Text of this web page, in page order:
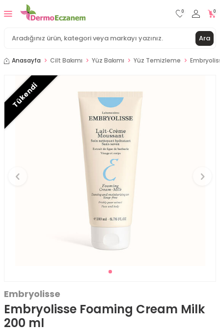
Ara
0 0
Anasayfa Cilt Bakımı Yüz Bakımı Yüz Temizleme
Tükendi
Embryolisse
Embryolisse Foaming Cream Milk
200 ml